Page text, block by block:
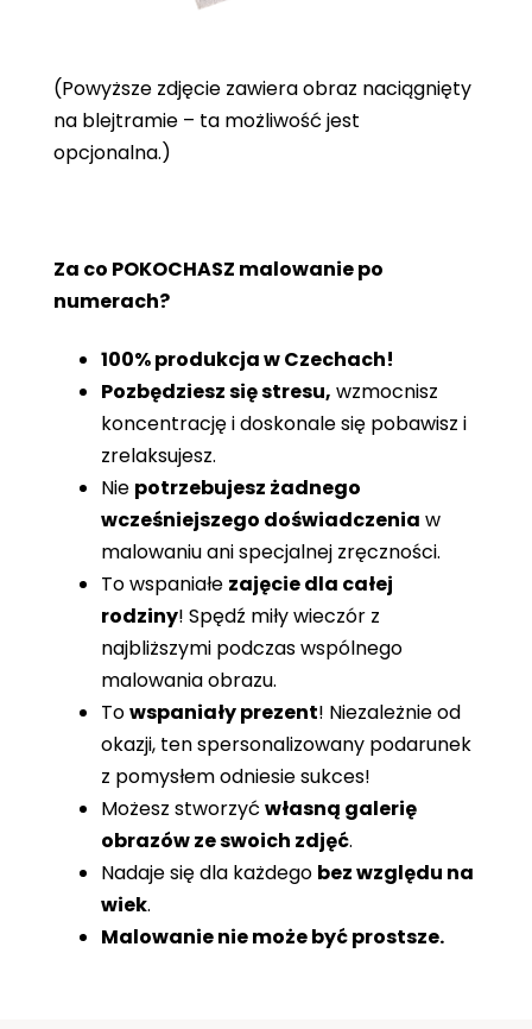
(Powyższe zdjęcie zawiera obraz naciągnięty
na blejtramie – ta możliwość jest
opcjonalna.)
Za co POKOCHASZ malowanie po
numerach?
100% produkcja w Czechach!
Pozbędziesz się stresu, wzmocnisz
koncentrację i doskonale się pobawisz i
zrelaksujesz.
Nie potrzebujesz żadnego
wcześniejszego doświadczenia w
malowaniu ani specjalnej zręczności.
To wspaniałe zajęcie dla całej
rodziny! Spędź miły wieczór z
najbliższymi podczas wspólnego
malowania obrazu.
Towspaniały prezent! Niezależnie od
okazji, ten spersonalizowany podarunek
z pomysłem odniesie sukces!
Możesz stworzyć własną galerię
obrazów ze swoich zdjęć.
Nadaje się dla każdego bez względu na
wiek.
Malowanie nie może być prostsze.